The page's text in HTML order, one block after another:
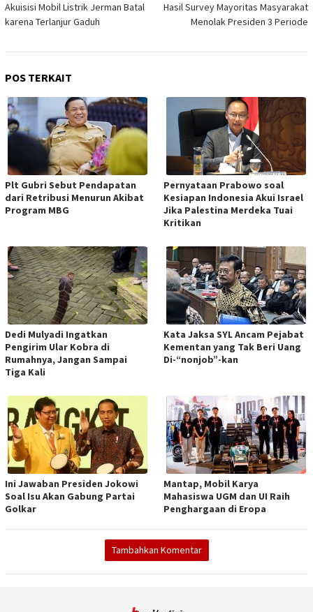
pos
Akuisisi Mobil Listrik Jerman Batal
karena Terlanjur Gaduh
Hasil Survey Mayoritas Masyarakat
Menolak Presiden 3 Periode
POS TERKAIT
Plt Gubri Sebut Pendapatan
dari Retribusi Menurun Akibat
Program MBG
Pernyataan Prabowo soal
Kesiapan Indonesia Akui Israel
Jika Palestina Merdeka Tuai
Kritikan
Dedi Mulyadi Ingatkan
Pengirim Ular Kobra di
Rumahnya, Jangan Sampai
Tiga Kali
Kata Jaksa SYL Ancam Pejabat
Kementan yang Tak Beri Uang
Di-“nonjob”-kan
Ini Jawaban Presiden Jokowi
Soal Isu Akan Gabung Partai
Golkar
Mantap, Mobil Karya
Mahasiswa UGM dan UI Raih
Penghargaan di Eropa
Tambahkan Komentar